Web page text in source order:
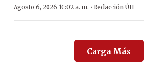
Agosto 6, 2026 10:02 a. m. · Redacción ÚH
Carga Más